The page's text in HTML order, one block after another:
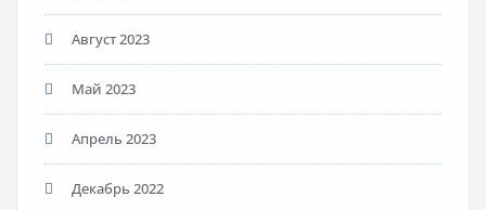
Август 2023
Май 2023
Апрель 2023
Декабрь 2022